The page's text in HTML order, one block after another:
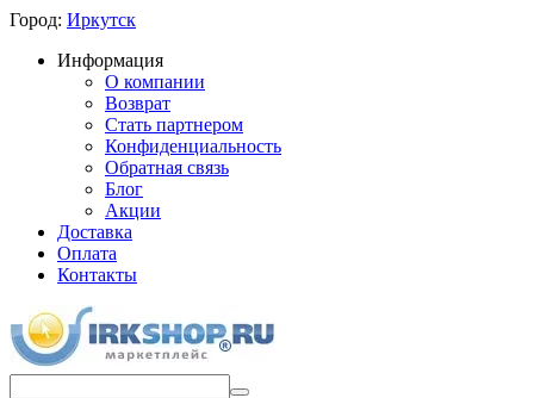
Город: Иркутск
Информация
О компании
Возврат
Стать партнером
Конфиденциальность
Обратная связь
Блог
Акции
Доставка
Оплата
Контакты